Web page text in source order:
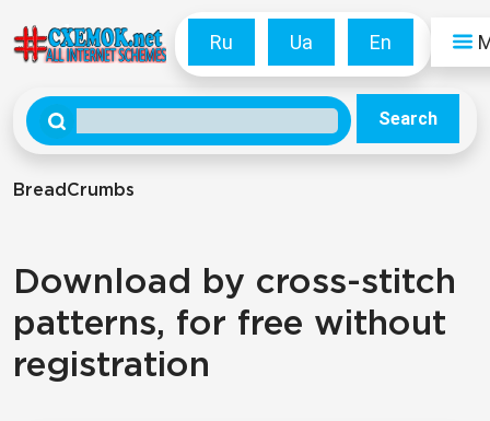
Ru Ua En
Search
BreadCrumbs
Download by cross-stitch
patterns, for free without
registration